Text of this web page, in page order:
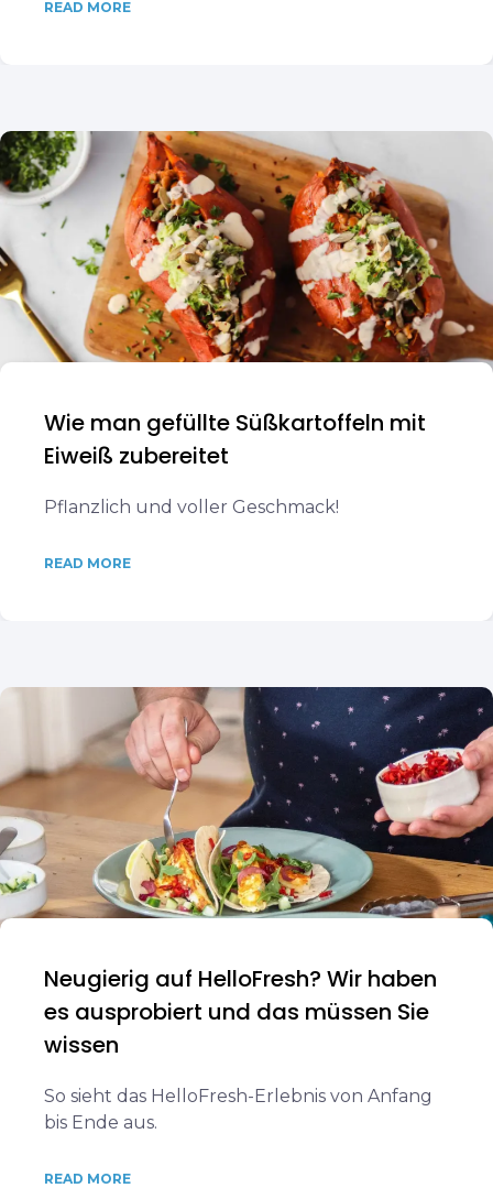
READ MORE
Wie man gefüllte Süßkartoffeln mit
Eiweiß zubereitet
Pflanzlich und voller Geschmack!
READ MORE
Neugierig auf HelloFresh? Wir haben
es ausprobiert und das müssen Sie
wissen
So sieht das HelloFresh-Erlebnis von Anfang
bis Ende aus.
READ MORE